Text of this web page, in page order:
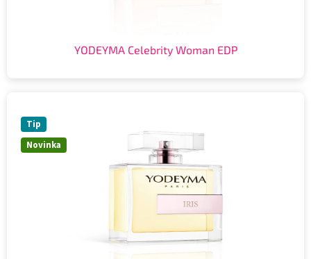
YODEYMA Celebrity Woman EDP
Novinka
Tip